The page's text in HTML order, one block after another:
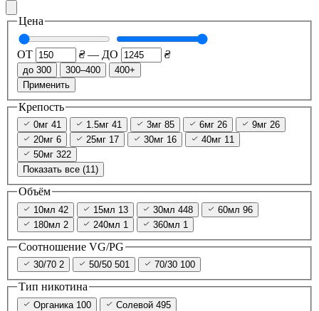
Цена
ОТ ₴ — ДО ₴
до 300 300–400
400+
Применить
Крепость
0мг 41 1.5мг 41 3мг 85 6мг 26 9мг 26
20мг 6 25мг 17 30мг 16 40мг 11
50мг 322
Показать все (11)
Объём
10мл 42 15мл 13 30мл 448 60мл 96
180мл 2 240мл 1 360мл 1
Соотношение VG/PG
30/70 2 50/50 501 70/30 100
Тип никотина
Органика 100 Солевой 495